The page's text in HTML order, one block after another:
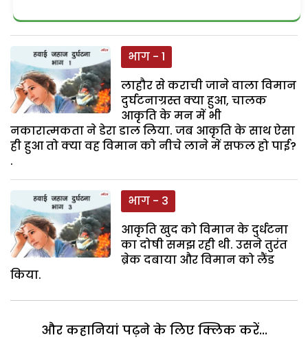
भाग - 1
लाहौर से कराची जाने वाला विमान
दुर्घटनाग्रस्त क्या हुआ, चालक
आकृति के मन में भी
नकारात्मकता ने डेरा डाल लिया. जब आकृति के साथ ऐसा
ही हुआ तो क्या वह विमान को नीचे लाने में सफल हो पाई?
.
भाग - 3
आकृति खुद को विमान के दुर्धटना
का दोषी समझ रही थी. उसने तुरंत
ब्रेक दबाया और विमान को लैंड
किया.
और कहानियां पढ़ने के लिए क्लिक करें...